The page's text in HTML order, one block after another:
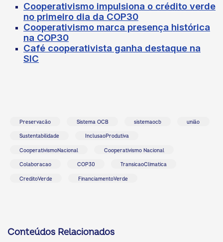
Cooperativismo impulsiona o crédito verde
no primeiro dia da COP30
Cooperativismo marca presença histórica
na COP30
Café cooperativista ganha destaque na
SIC
Preservacão Sistema OCB sistemaocb união
Sustentabilidade InclusaoProdutiva
CooperativismoNacional Cooperativismo Nacional
Colaboracao COP30 TransicaoClimatica
CreditoVerde FinanciamentoVerde
Conteúdos Relacionados